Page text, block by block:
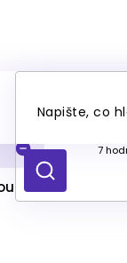
HLEDAT
je
7